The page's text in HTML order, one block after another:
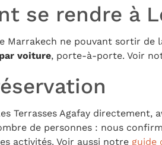
se rendre à
Marrakech ne pouvant sortir de
voiture, porte-à-porte. Voir
Terrasses Agafay
de personnes : nous
activités. Voir aussi notre guide